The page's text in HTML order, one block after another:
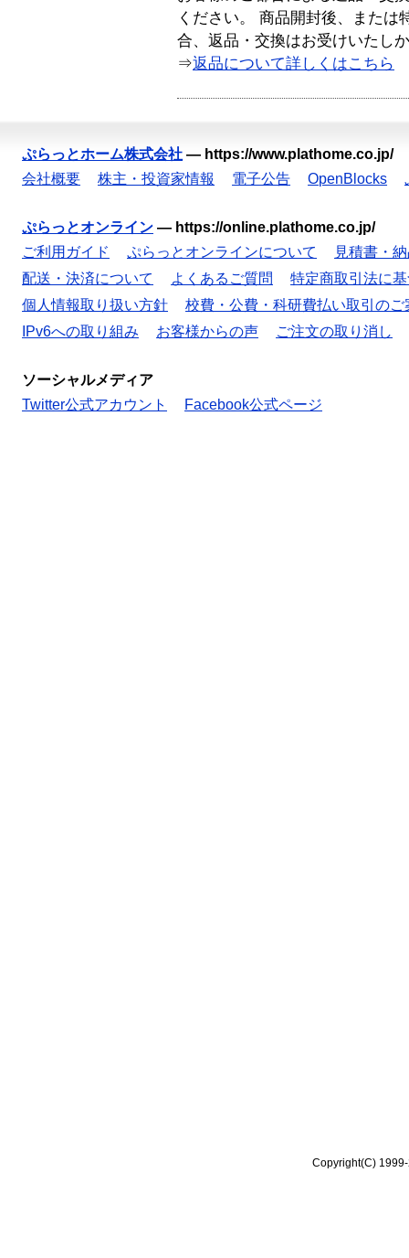
ください。 商品開封後、または
合、返品・交換はお受けいたし
⇒返品について詳しくはこちら
ぷらっとホーム株式会社 — https://www.plathome.co.jp/
会社概要
株主・投資家情報 電子公告 OpenBlocks
ぷらっとオンライン — https://online.plathome.co.jp/
ご利用ガイド
ぷらっとオンラインについて
見積書・
配送・決済について
よくあるご質問
特定商取引法に
個人情報取り扱い方針
校費・公費・科研費払い取引のご
IPv6への取り組み
お客様からの声 ご注文の取り消し
ソーシャルメディア
Twitter公式アカウント
Facebook公式ページ
Copyright(C)